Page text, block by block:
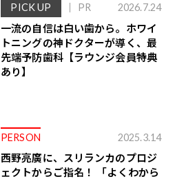
PICK UP PR 2026.7.24
一流の自信は白い歯から。ホワイ
トニングの神ドクターが導く、最
先端予防歯科【ラウンジ会員特典
あり】
PERSON 2025.3.14
西野亮廣に、スリランカのプロジ
ェクトからご指名！ 「よくわから